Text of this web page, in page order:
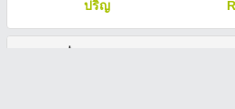
ปริญ